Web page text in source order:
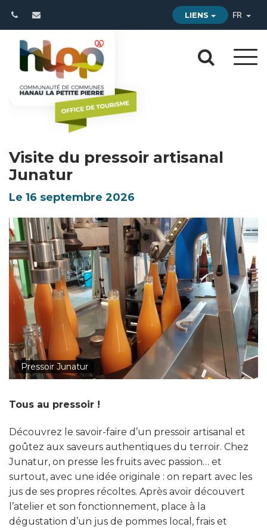
LIENS
FR
Aller
Aller
à
Visite du pressoir artisanal
Junatur
Le 16 septembre 2026
Pressoir Junatur
Tous au pressoir !
Découvrez le savoir-faire d’un pressoir artisanal et
goûtez aux saveurs authentiques du terroir. Chez
Junatur, on presse les fruits avec passion… et
surtout, avec une idée originale : on repart avec les
jus de ses propres récoltes. Après avoir découvert
l’atelier et son fonctionnement, place à la
dégustation d’un jus de pommes local, frais et